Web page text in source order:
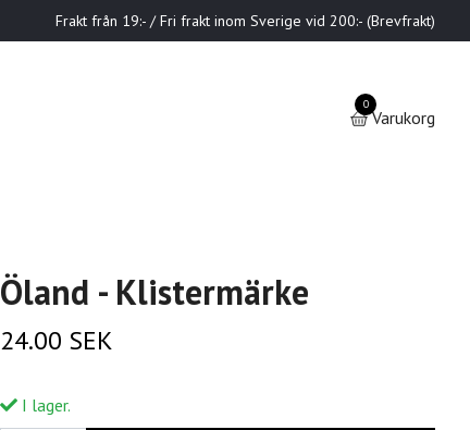
Frakt från 19:- / Fri frakt inom Sverige vid 200:- (Brevfrakt)
0
Varukorg
Öland - Klistermärke
24.00 SEK
I lager.